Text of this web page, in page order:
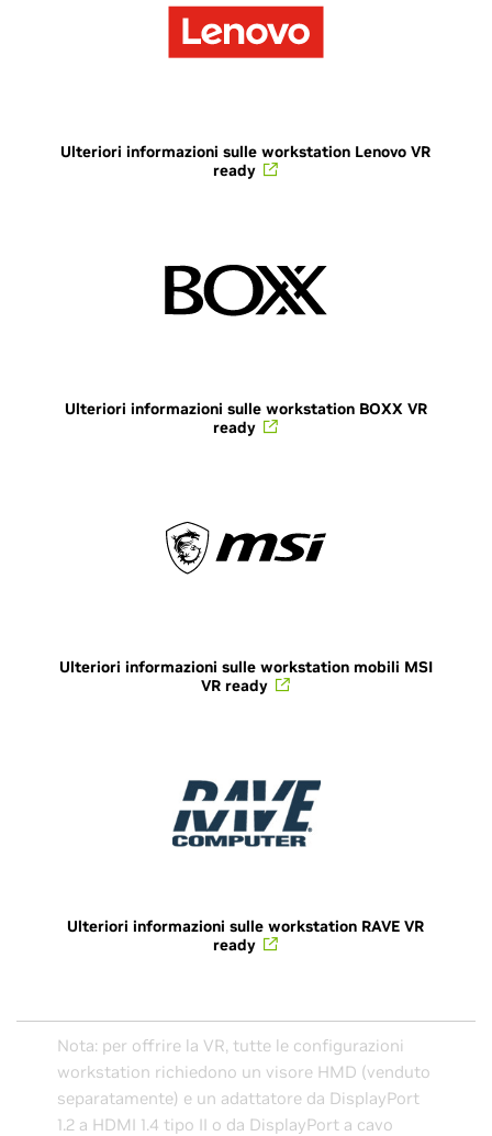
Ulteriori informazioni sulle workstation Lenovo VR
ready
Ulteriori informazioni sulle workstation BOXX VR
ready
Ulteriori informazioni sulle workstation mobili MSI
VR ready
Ulteriori informazioni sulle workstation RAVE VR
ready
Nota: per offrire la VR, tutte le configurazioni
workstation richiedono un visore HMD (venduto
separatamente) e un adattatore da DisplayPort
1.2 a HDMI 1.4 tipo II o da DisplayPort a cavo